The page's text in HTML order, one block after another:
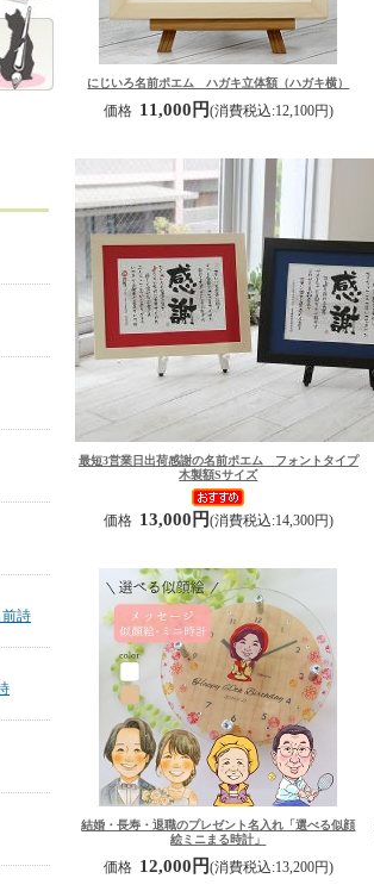
前詩
にじいろ名前ポエム ハガキ立体額（ハガキ横）
価格 11,000円(消費税込:12,100円)
最短3営業日出荷感謝の名前ポエム フォントタイプ
木製額Sサイズ
価格 13,000円(消費税込:14,300円)
結婚・長寿・退職のプレゼント名入れ「選べる似顔
絵ミニまる時計」
価格 12,000円(消費税込:13,200円)